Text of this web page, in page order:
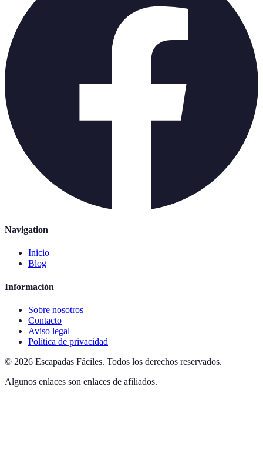
Navigation
Inicio
Blog
Información
Sobre nosotros
Contacto
Aviso legal
Política de privacidad
© 2026 Escapadas Fáciles. Todos los derechos reservados.
Algunos enlaces son enlaces de afiliados.